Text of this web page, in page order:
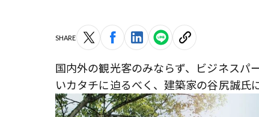
SHARE
国内外の観光客のみならず、ビジネスパ
いカタチに迫るべく、建築家の谷尻誠氏